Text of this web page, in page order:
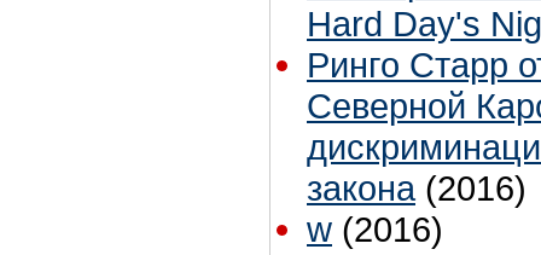
Hard Day's
Ринго Старр
Северной
закона (2016)
w (2016)